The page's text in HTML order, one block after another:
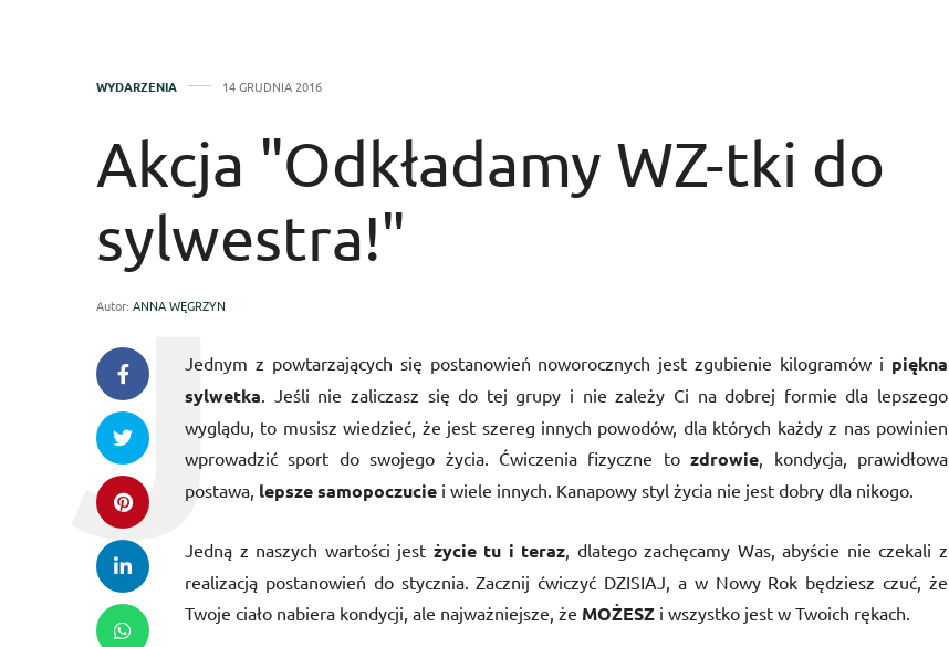
WYDARZENIA 14 GRUDNIA 2016
Akcja "Odkładamy WZ-tki do
sylwestra!"
Autor: ANNA WĘGRZYN
Jednym z powtarzających się postanowień noworocznych jest zgubienie kilogramów i piękna
sylwetka. Jeśli nie zaliczasz się do tej grupy i nie zależy Ci na dobrej formie dla lepszego
wyglądu, to musisz wiedzieć, że jest szereg innych powodów, dla których każdy z nas powinien
wprowadzić sport do swojego życia. Ćwiczenia fizyczne tozdrowie, kondycja, prawidłowa
postawa, lepsze samopoczucie i wiele innych. Kanapowy styl życia nie jest dobry dla nikogo.
Jedną z naszych wartości jest życie tu i teraz, dlatego zachęcamy Was, abyście nie czekali z
realizacją postanowień do stycznia. Zacznij ćwiczyć DZISIAJ, a w Nowy Rok będziesz czuć, że
Twoje ciało nabiera kondycji, ale najważniejsze, że MOŻESZ i wszystko jest w Twoich rękach.